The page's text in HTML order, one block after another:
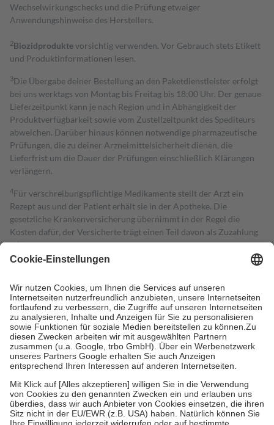
Wechselwirkungschecks und die Prüfung etwaiger
Anwendungshinweise des Herstellers.
2Biozidproduktevorsichtig verwenden. Vor Gebrauch stets Etikett
und Produktinformationen lesen.
3Die Übergabe deiner Bestellung an den Paketdienstleister erfolgt
bei uns werktags von Montag bis Freitag bis 18:00 Uhr. Der genaue
Lieferzeitpunkt kann je nach Region und in Abhängigkeit der
Produktverfügbarkeit sowie vom Zustellzeitpunkt des Spediteurs
abweichen. Darüber hinaus können notwendige pharmazeutische
Prüfungen, die zu deiner Arzneimittelsicherheit dienen, die
Lieferfrist um die Dauer der Prüfungen einschließlich Klärungen
verlängern.
4Für verschreibungspflichtige Medikamente stellt der Arzt ein
Rezept aus und der Patient erhält sie in der Apotheke. Die
gesetzliche Krankenversicherung übernimmt in der Regel die
Kosten dafür, der Versicherte trägt einen Teil davon als Zuzahlung
mit.
Grundsätzlich leisten Mitglieder Zuzahlungen in Höhe von zehn
höchstens zehn Euro.
Es sind jedoch nie mehr als die tatsächlichen
Kosten der Leistung zu entrichten.
Diese Regeln gelten grundsätzlich auch für Online-Apotheken.
Bei Heilmitteln und häuslicher Krankenpflege beträgt die
Zuzahlung zehn Prozent der Kosten sowie zehn Euro je
Verordnung.
Um das Engagement der Versicherten für ihre eigene Gesundheit zu
stärken und die besondere Stellung der Familie zu unterstützen,
fallenkeine Zuzahlungenan bei:
• Kindern und Jugendlichen bis zum vollendeten 18. Lebensjahr
mit Ausnahme der Fahrkosten